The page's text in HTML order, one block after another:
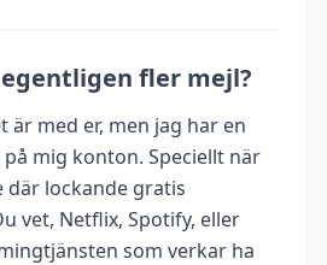
fler mejl?
är med er, men jag har en
mig konton. Speciellt när
lockande gratis
vet, Netflix, Spotify, eller
som verkar ha